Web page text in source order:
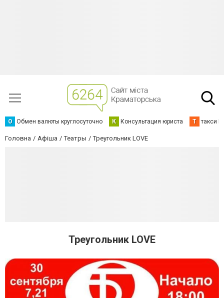
О Обмен валюты круглосуточно К Консультация юриста Т такси
Головна Афіша Театры Треугольник LOVE
Треугольник LOVE